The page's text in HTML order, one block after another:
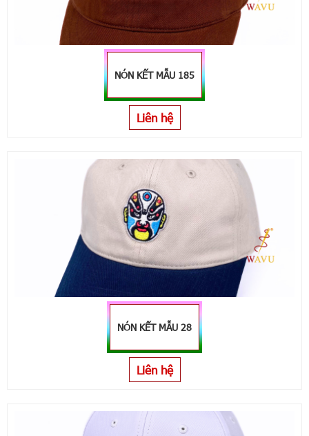
NÓN KẾT MẪU 185
Liên hệ
NÓN KẾT MẪU 28
Liên hệ